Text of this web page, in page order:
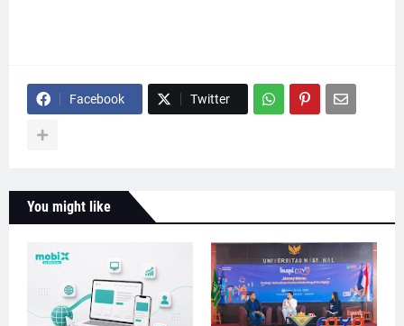
Facebook Twitter
You might like